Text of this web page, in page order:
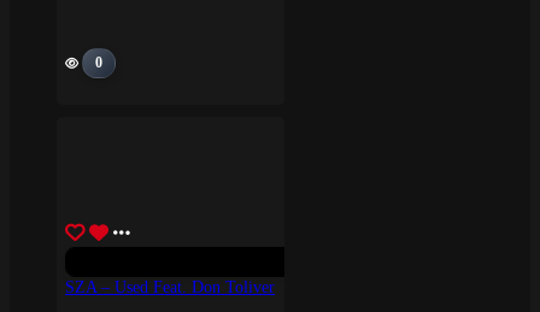
0
SZA – Used Feat. Don Toliver